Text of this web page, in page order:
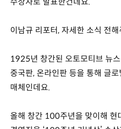
이남규 리포터, 자세한 소식 전해
1925년 창간된 오토모티브 뉴
중국판, 온라인판 등을 통해 글
매체인데요.
올해 창간 100주년을 맞이해 현